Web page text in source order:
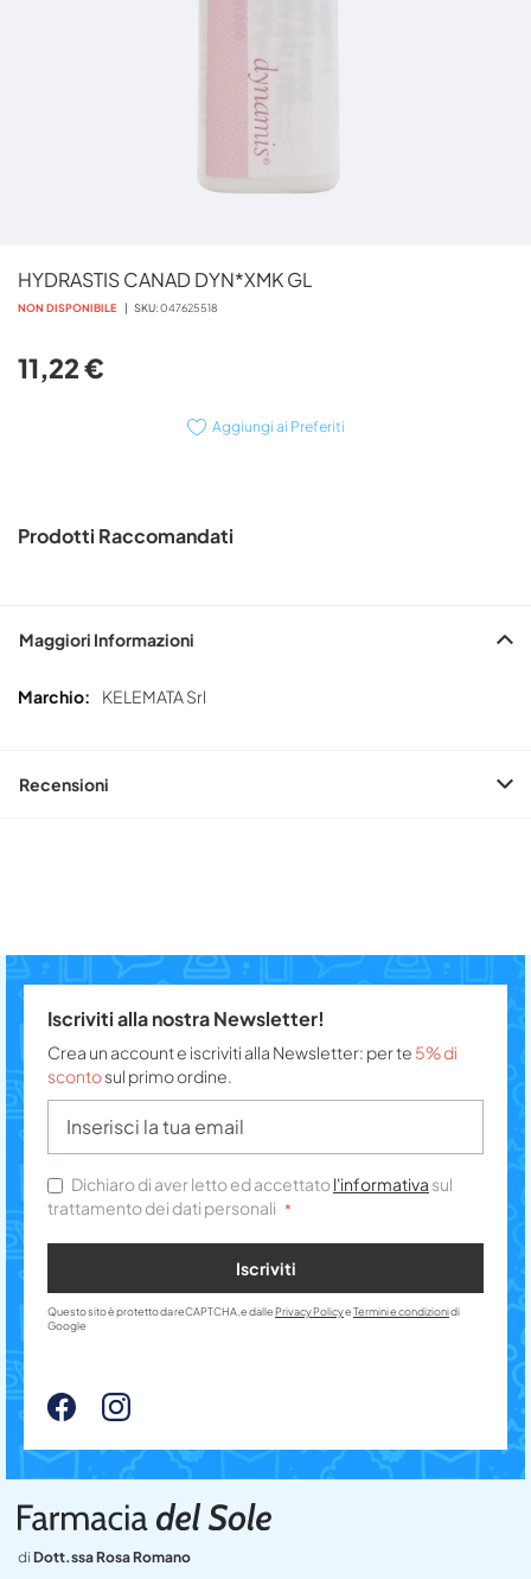
HYDRASTIS CANAD DYN*XMK GL
NON DISPONIBILE SKU 047625518
11,22 €
Aggiungi ai Preferiti
all'inizio
della
immagini
Prodotti Raccomandati
Maggiori Informazioni
Maggiori
KELEMATA Srl
Recensioni
di Dott.ssa Rosa Romano
Iscriviti alla nostra Newsletter!
Crea un account e iscriviti alla Newsletter: per te 5% di
scontosul primo ordine.
Dichiaro di aver letto ed accettatol'informativa sul
trattamento dei dati personali
Iscriviti
Questo sito è protetto da reCAPTCHA, e dallePrivacy PolicyeTermini e condizionidi
Google